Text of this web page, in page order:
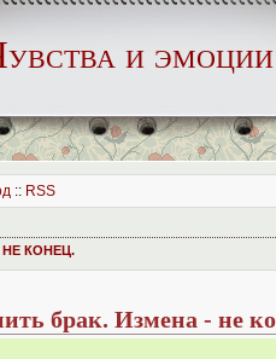
и эмоции
:: RSS
КОНЕЦ.
брак. Измена - не